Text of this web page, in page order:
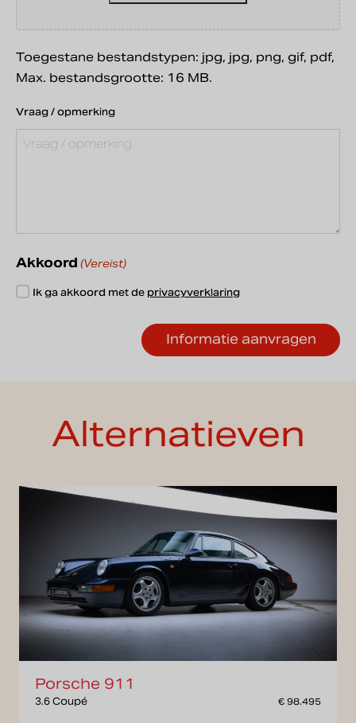
Toegestane bestandstypen: jpg, jpg, png, gif, pdf,
Max. bestandsgrootte: 16 MB.
Vraag / opmerking
Akkoord (Vereist)
Ik ga akkoord met de privacyverklaring
Alternatieven
Porsche 911
3.6 Coupé € 98.495